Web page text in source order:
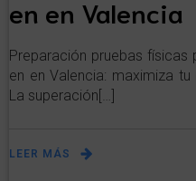
en en Valencia
Preparación pruebas
en en Valencia: maximiza
La superación[…]
LEER MÁS